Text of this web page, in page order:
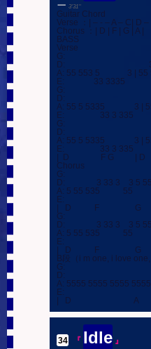
一 3'31''
Guitar Chord
Verse ：| – - – A – C| D
Chorus ：| D | F | G | A |
BASS
Verse
G:
D:
A: 55 553 5             3 | 55
E:              33 3335
G:
D:
A: 55 5 5335              3 |
E:                 33 3 335
G:
D:
A: 55 5 5335              3 |
E:                 33 3 335
|  D               F G          |
Chorus
G:
D:               3 33 3    3 5
A: 5 55 535           55
E:
|   D           F                 G
G:
D:               3 33 3    3 5
A: 5 55 535           55
E:
|   D           F                 G
B段（i m one, i love
G:
D:
A: 5555 5555 5555
E:
|   D                              A
34. 『 Idle 』